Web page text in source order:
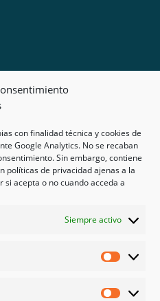
con finalidad técnica y cookies de
Google Analytics. No se recaban
Sin embargo, contiene
políticas de privacidad ajenas a la
si acepta o no cuando acceda a
Siempre activo